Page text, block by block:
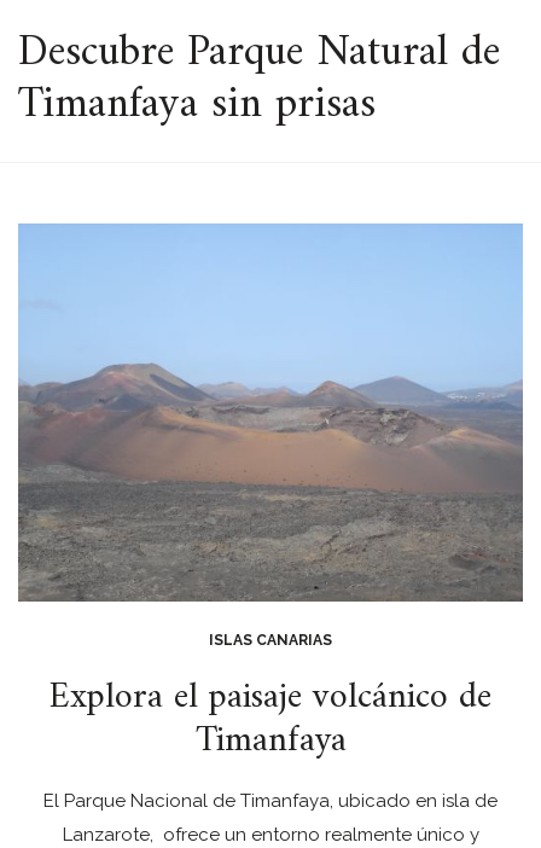
ESPACIO
Descubre Parque Natural de
Timanfaya sin prisas
ISLAS CANARIAS
Explora el paisaje volcánico de
Timanfaya
El Parque Nacional de Timanfaya, ubicado en isla de
Lanzarote, ofrece un entorno realmente único y